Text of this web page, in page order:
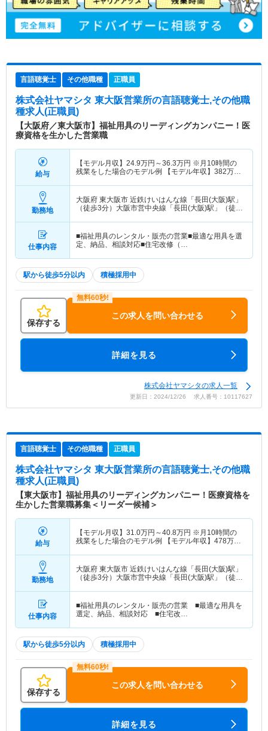
言語聴覚士 その他職種 正職員
株式会社ヤマシタ 東大阪営業所の言語聴覚士,その他職
種求人(正職員)
【大阪府／東大阪市】福祉用具のリーディングカンパニー！医
療資格を生かした営業職
給与
【モデル月収】 24.9万円～36.3万円 ※月10時間の
残業をした場合のモデル例 【モデル年収】 382万円
例
勤務地
大阪府 東大阪市 近鉄けいはんな線「長田(大阪)駅」
（徒歩3分）大阪市営中央線「長田(大阪)駅」（徒歩
仕事内容
■福祉用具のレンタル・販売の営業■最適な用具を選
定、納品、相談対応■住宅改修（…
駅から徒歩5分以内 積極採用中
保存する
この求人を問い合わせる
詳細を見る
株式会社ヤマシタの求人一覧
更新日：2024/12/26 求人番号：10117627
言語聴覚士 その他職種 正職員
株式会社ヤマシタ 東大阪営業所の言語聴覚士,その他職
種求人(正職員)
【東大阪市】福祉用具のリーディングカンパニー！医療資格を
生かした営業職募集＜リーダー候補＞
給与
【モデル月収】 31.0万円～40.8万円 ※月10時間の
残業をした場合のモデル例 【モデル年収】 478万円
例
勤務地
大阪府 東大阪市 近鉄けいはんな線「長田(大阪)駅」
（徒歩3分）大阪市営中央線「長田(大阪)駅」（徒歩
仕事内容
■福祉用具のレンタル・販売の営業 ■最適な用具を
選定、納品、相談対応 ■住宅改…
駅から徒歩5分以内 積極採用中
保存する
この求人を問い合わせる
詳細を見る